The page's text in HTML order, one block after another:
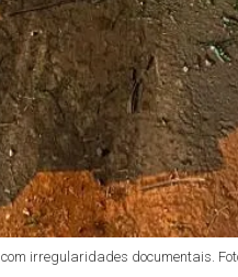
irregularidades documentais.